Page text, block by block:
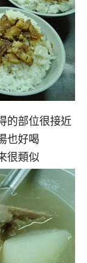
的部位很接近
也好喝
很類似